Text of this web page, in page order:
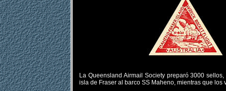
La Queensland Airmail Society preparó 3000
isla de Fraser al barco SS Maheno, mientras que